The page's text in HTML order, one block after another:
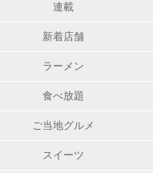
連載
新着店舗
ラーメン
食べ放題
ご当地グルメ
スイーツ